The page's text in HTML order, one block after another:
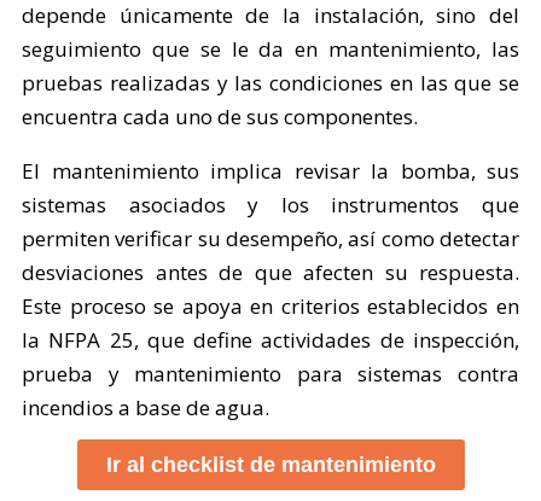
depende únicamente de la instalación, sino del
seguimiento que se le da en mantenimiento, las
pruebas realizadas y las condiciones en las que se
encuentra cada uno de sus componentes.
El mantenimiento implica revisar la bomba, sus
sistemas asociados y los instrumentos que
permiten verificar su desempeño, así como detectar
desviaciones antes de que afecten su respuesta.
Este proceso se apoya en criterios establecidos en
la NFPA 25, que define actividades de inspección,
prueba y mantenimiento para sistemas contra
incendios a base de agua.
Ir al checklist de mantenimiento